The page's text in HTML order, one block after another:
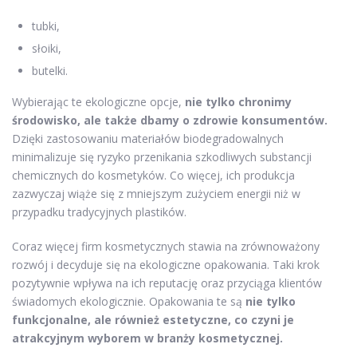
tubki,
słoiki,
butelki.
Wybierając te ekologiczne opcje, nie tylko chronimy
środowisko, ale także dbamy o zdrowie konsumentów.
Dzięki zastosowaniu materiałów biodegradowalnych
minimalizuje się ryzyko przenikania szkodliwych substancji
chemicznych do kosmetyków. Co więcej, ich produkcja
zazwyczaj wiąże się z mniejszym zużyciem energii niż w
przypadku tradycyjnych plastików.
Coraz więcej firm kosmetycznych stawia na zrównoważony
rozwój i decyduje się na ekologiczne opakowania. Taki krok
pozytywnie wpływa na ich reputację oraz przyciąga klientów
świadomych ekologicznie. Opakowania te są nie tylko
funkcjonalne, ale również estetyczne, co czyni je
atrakcyjnym wyborem w branży kosmetycznej.